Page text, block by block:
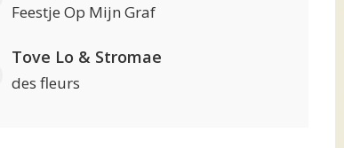
Feestje Op Mijn Graf
Tove Lo & Stromae
des fleurs